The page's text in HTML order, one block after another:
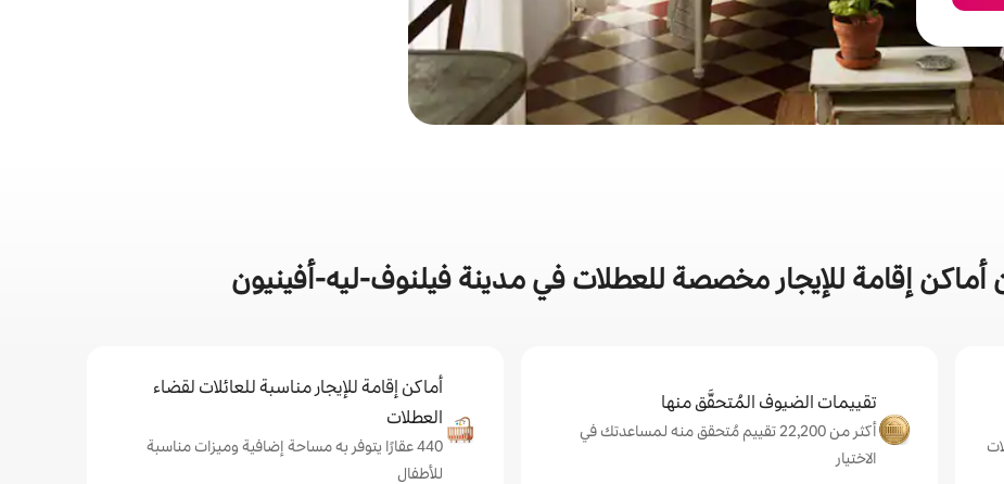
إقامة للإيجار مخصصة للعطلات في مدينة فيلنوف-ليه-أفينيون
تقييمات الضيوف المُتحقَّق منها
أكثر من 22,200 تقييم مُتحقق منه لمساعدتك في
الاختيار
أماكن إقامة للإيجار مناسبة للعائلات لقضاء
العطلات
440 عقارًا يتوفر به مساحة إضافية وميزات مناسبة
للأطفال